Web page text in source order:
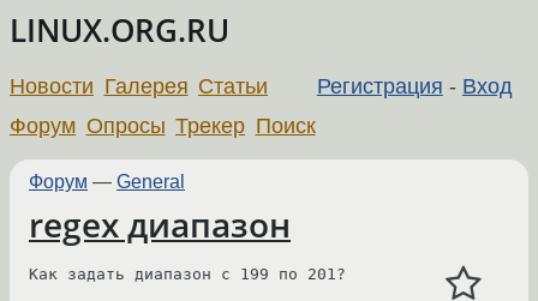
LINUX.ORG.RU
Регистрация - Вход
Новости Галерея Статьи
Форум Опросы Трекер Поиск
Форум — General
regex диапазон
Как задать диапазон с 199 по 201?